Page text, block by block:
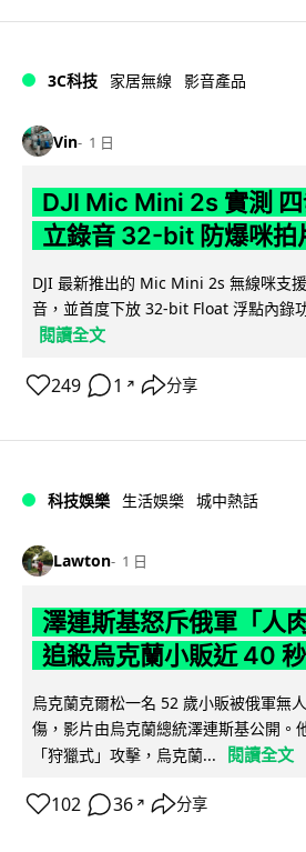
3C科技 家居無線 影音產品
Vin 1 日
DJI Mic Mini 2s 實測
立錄音 32-bit 防爆咪拍
DJI 最新推出的 Mic Mini 2s 無線咪支
音，並首度下放 32-bit Float 浮點內錄
閱讀全文
249 1 ↗ 分享
科技娛樂 生活娛樂 城中熱話
Lawton 1 日
澤連斯基怒斥俄軍「人
追殺烏克蘭小販近 40
烏克蘭克爾松一名 52 歲小販被俄軍無
傷，影片由烏克蘭總統澤連斯基公開。
「狩獵式」攻擊，烏克蘭...
閱讀全文
102 36 ↗ 分享